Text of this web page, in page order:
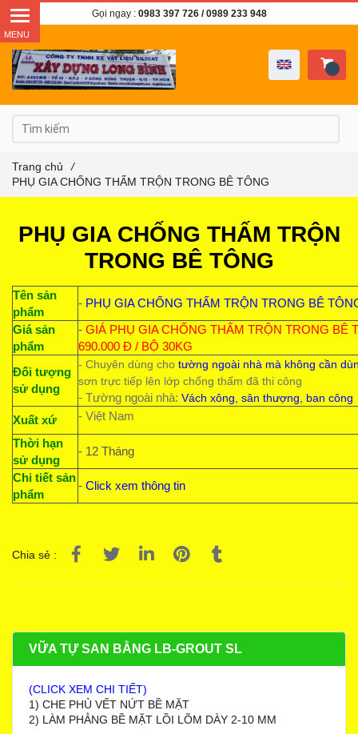
PHỤ GIA CHỐNG THẤM TRỘN
TRONG BÊ TÔNG
Tên sản
phẩm
- PHỤ GIA CHỐNG THẤM TRỘN TRONG BÊ
Giá sản
phẩm
- GIÁ PHỤ GIA CHỐNG THẤM TRỘN TRONG BÊ
690.000 Đ / BỘ 30KG
Đối tượng
sử dụng
- Chuyên dùng cho tường ngoài nhà mà không cần
sơn trực tiếp lên lớp chống thấm đã thi công
- Tường ngoài nhà: Vách xông, sân thượng, ban công
Xuất xứ
- Việt Nam
Thời hạn
sử dụng
- 12 Tháng
Chi tiết sản
phẩm
- Click xem thông tin
Chia sẻ :
VỮA TỰ SAN BẰNG LB-GROUT SL
(CLICK XEM CHI TIẾT)
1) CHE PHỦ VẾT NỨT BỀ MẶT
2) LÀM PHẲNG BỀ MẶT LỒI LÕM DÀY 2-10 MM
Trang chủ
/
PHỤ GIA CHỐNG THẤM TRỘN TRONG BÊ TÔNG
Gọi ngay : 0983 397 726 / 0989 233 948